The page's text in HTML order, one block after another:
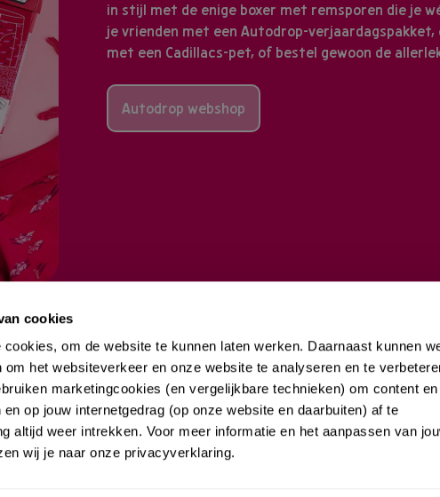
cookies
om de website te kunnen laten werken. Daarnaast kunnen
het websiteverkeer en onze website te analyseren en te
marketingcookies (en vergelijkbare technieken) om content en
op jouw internetgedrag (op onze website en daarbuiten) af te
altijd weer intrekken. Voor meer informatie en het aanpassen van
wij je naar onze privacyverklaring.
in stijl met de enige boxer met remsporen die je
je vrienden met een Autodrop-
met een Cadillacs-pet, of bestel gewoon de
Autodrop webshop
ALTIJD OP DE HOOGTE